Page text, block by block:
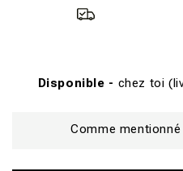
Comme
Disponible - chez toi